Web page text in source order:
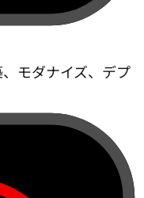
モダナイズ、デプ